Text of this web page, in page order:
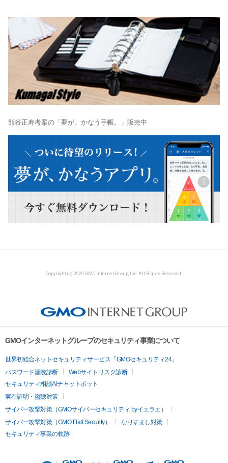
熊谷正寿考案の「夢が、かなう手帳。」販売中
Copyright (c) 2026 GMO Internet Group, Inc. All Rights Reserved.
GMOインターネットグループのセキュリティ事業について
世界初総合ネットセキュリティサービス「GMOセキュリティ24」
パスワード漏洩診断
Webサイトリスク診断
セキュリティ相談AIチャットボット
実在証明・盗聴対策
サイバー攻撃対策（GMOサイバーセキュリティ byイエラエ）
サイバー攻撃対策（GMO Flatt Security）
なりすまし対策
セキュリティ事業の軌跡